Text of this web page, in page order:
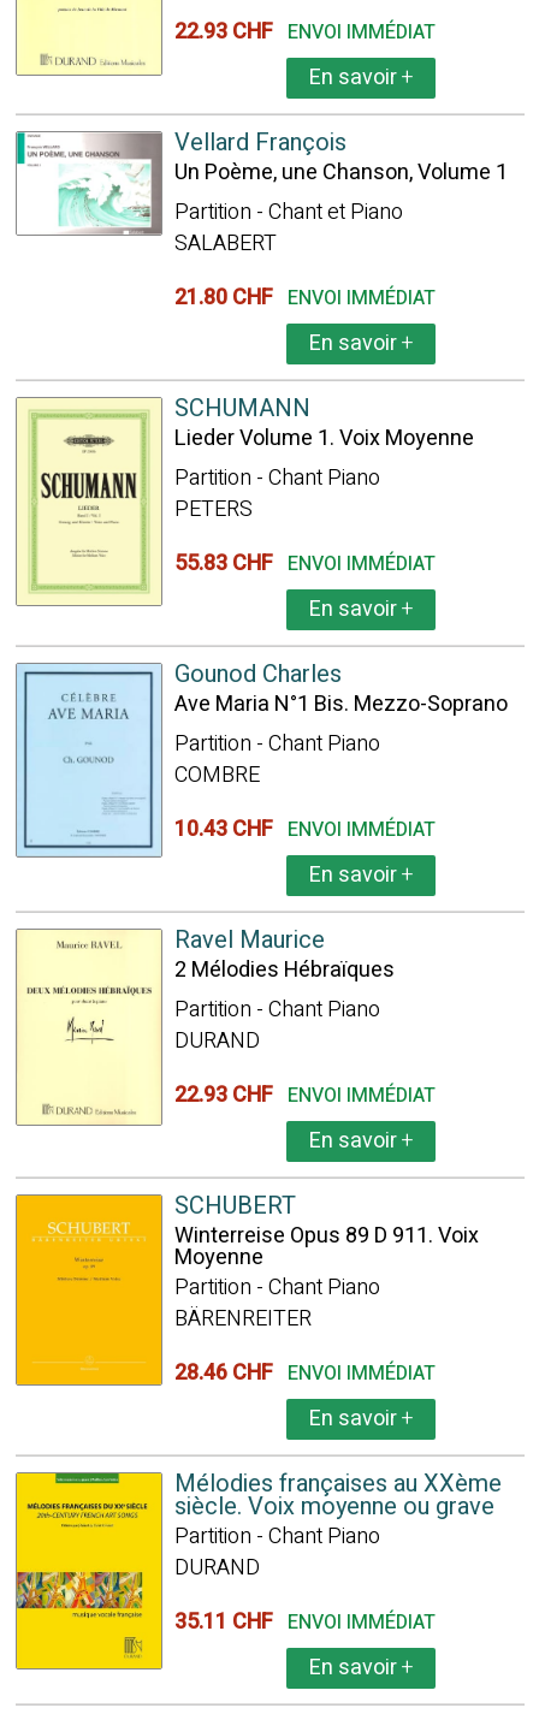
22.93 CHF ENVOI IMMÉDIAT
En savoir+
Vellard François
Un Poème, une Chanson, Volume 1
Partition - Chant et Piano
SALABERT
21.80 CHF ENVOI IMMÉDIAT
En savoir+
SCHUMANN
Lieder Volume 1. Voix Moyenne
Partition - Chant Piano
PETERS
55.83 CHF ENVOI IMMÉDIAT
En savoir+
Gounod Charles
Ave Maria N°1 Bis. Mezzo-Soprano
Partition - Chant Piano
COMBRE
10.43 CHF ENVOI IMMÉDIAT
En savoir+
Ravel Maurice
2 Mélodies Hébraïques
Partition - Chant Piano
DURAND
22.93 CHF ENVOI IMMÉDIAT
En savoir+
SCHUBERT
Winterreise Opus 89 D 911. Voix
Moyenne
Partition - Chant Piano
BÄRENREITER
28.46 CHF ENVOI IMMÉDIAT
En savoir+
Mélodies françaises au XXème
siècle. Voix moyenne ou grave
Partition - Chant Piano
DURAND
35.11 CHF ENVOI IMMÉDIAT
En savoir+